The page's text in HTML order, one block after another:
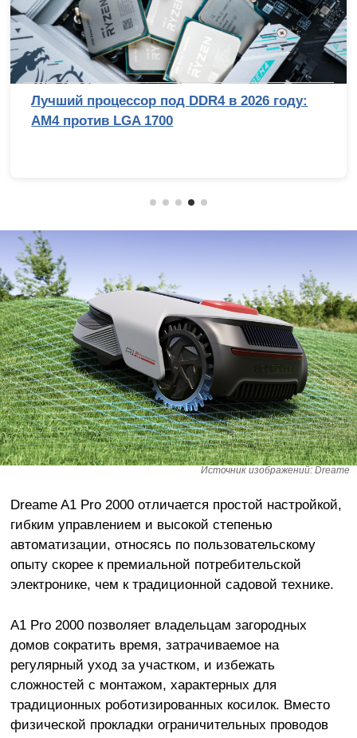
Обзор беззеркальной камеры Sony Alpha 7
V: эволюция с человеческим лицом
Источник изображений: Dreame
Dreame A1 Pro 2000 отличается простой настройкой,
гибким управлением и высокой степенью
автоматизации, относясь по пользовательскому
опыту скорее к премиальной потребительской
электронике, чем к традиционной садовой технике.
A1 Pro 2000 позволяет владельцам загородных
домов сократить время, затрачиваемое на
регулярный уход за участком, и избежать
сложностей с монтажом, характерных для
традиционных роботизированных косилок. Вместо
физической прокладки ограничительных проводов